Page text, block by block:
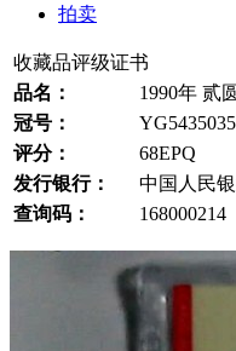
拍卖
收藏品评级证书
品名：
1990年 贰圆
冠号：
评分：
68EPQ
发行银行：
中国人民
查询码：
168000214